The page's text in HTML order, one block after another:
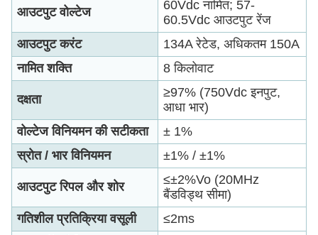
आउटपुट वोल्टेज
60Vdc नामित; 57-
60.5Vdc आउटपुट रेंज
आउटपुट करंट
134A रेटेड, अधिकतम 150A
नामित शक्ति
8 किलोवाट
दक्षता
≥97% (750Vdc इनपुट,
आधा भार)
वोल्टेज विनियमन की सटीकता
± 1%
स्रोत / भार विनियमन
±1% / ±1%
आउटपुट रिपल और शोर
≤±2%Vo (20MHz
बैंडविड्थ सीमा)
गतिशील प्रतिक्रिया वसूली
≤2ms